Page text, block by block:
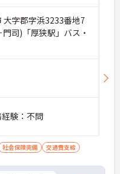
大字郡字浜3233番地7
司)「厚狭駅」バス・
験：不問
社会保険完備 交通費支給